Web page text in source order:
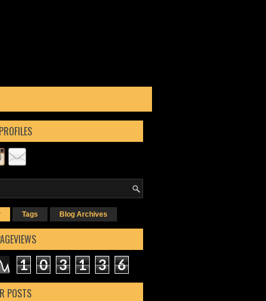
Tags Blog Archives
1 0 3 1 3 6
POSTS